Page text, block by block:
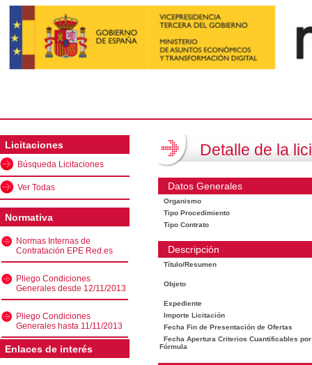
Licitaciones
Búsqueda Licitaciones
Ver Todas
Normativa
Normas Internas de
Contratación EPE Red.es
Pliego Condiciones
Generales desde 12/11/2013
Pliego Condiciones
Generales hasta 11/11/2013
Enlaces de interés
Detalle de la
Datos Generales
Organismo
Tipo Procedimiento
Tipo Contrato
Descripción
Título/Resumen
Objeto
Expediente
Importe Licitación
Fecha Fin de Presentación de Ofertas
Fecha Apertura Criterios Cuantificables por
Fórmula